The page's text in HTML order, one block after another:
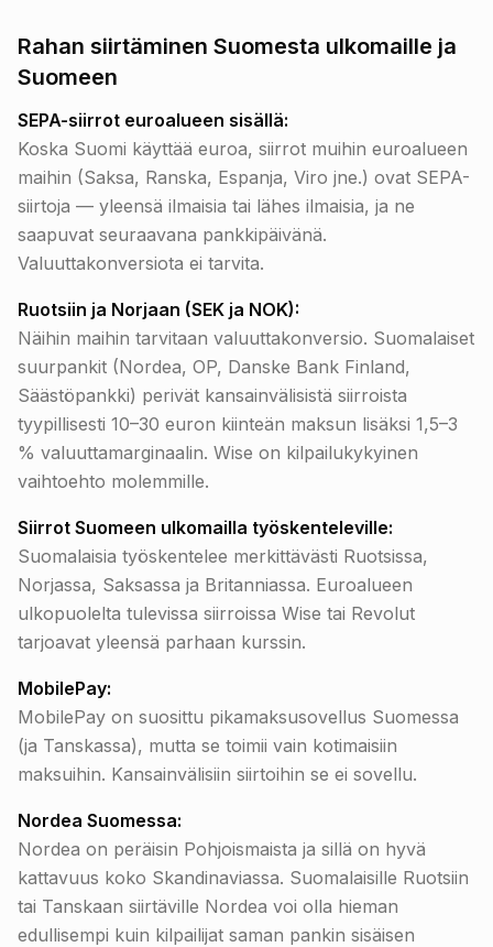
Rahan siirtäminen Suomesta ulkomaille ja
Suomeen
SEPA-siirrot euroalueen sisällä:
Koska Suomi käyttää euroa, siirrot muihin euroalueen
maihin (Saksa, Ranska, Espanja, Viro jne.) ovat SEPA-
siirtoja — yleensä ilmaisia tai lähes ilmaisia, ja ne
saapuvat seuraavana pankkipäivänä.
Valuuttakonversiota ei tarvita.
Ruotsiin ja Norjaan (SEK ja NOK):
Näihin maihin tarvitaan valuuttakonversio. Suomalaiset
suurpankit (Nordea, OP, Danske Bank Finland,
Säästöpankki) perivät kansainvälisistä siirroista
tyypillisesti 10–30 euron kiinteän maksun lisäksi 1,5–3
% valuuttamarginaalin. Wise on kilpailukykyinen
vaihtoehto molemmille.
Siirrot Suomeen ulkomailla työskenteleville:
Suomalaisia työskentelee merkittävästi Ruotsissa,
Norjassa, Saksassa ja Britanniassa. Euroalueen
ulkopuolelta tulevissa siirroissa Wise tai Revolut
tarjoavat yleensä parhaan kurssin.
MobilePay:
MobilePay on suosittu pikamaksusovellus Suomessa
(ja Tanskassa), mutta se toimii vain kotimaisiin
maksuihin. Kansainvälisiin siirtoihin se ei sovellu.
Nordea Suomessa:
Nordea on peräisin Pohjoismaista ja sillä on hyvä
kattavuus koko Skandinaviassa. Suomalaisille Ruotsiin
tai Tanskaan siirtäville Nordea voi olla hieman
edullisempi kuin kilpailijat saman pankin sisäisen